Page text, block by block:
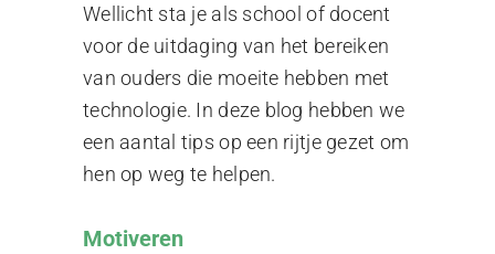
Wellicht sta je als school of docent
voor de uitdaging van het bereiken
van ouders die moeite hebben met
technologie. In deze blog hebben we
een aantal tips op een rijtje gezet om
hen op weg te helpen.
Motiveren